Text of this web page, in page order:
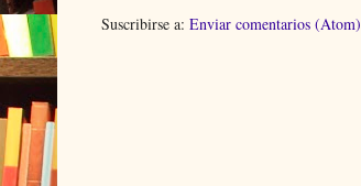
Suscribirse a: Enviar comentarios (Atom)